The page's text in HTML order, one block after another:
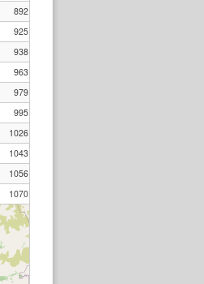
892
925
938
963
979
995
1026
1043
1056
1070